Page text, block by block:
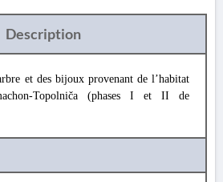
Description
et des bijoux provenant de l’habitat
Topolniča (phases I et II de